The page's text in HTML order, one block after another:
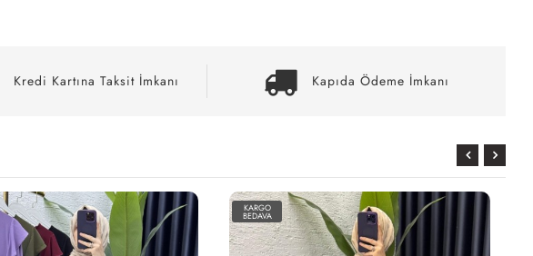
Kredi Kartına Taksit İmkanı Kapıda Ödeme İmkanı
KARGO
BEDAVA